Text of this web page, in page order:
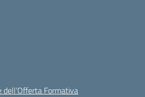
dell’Offerta Formativa